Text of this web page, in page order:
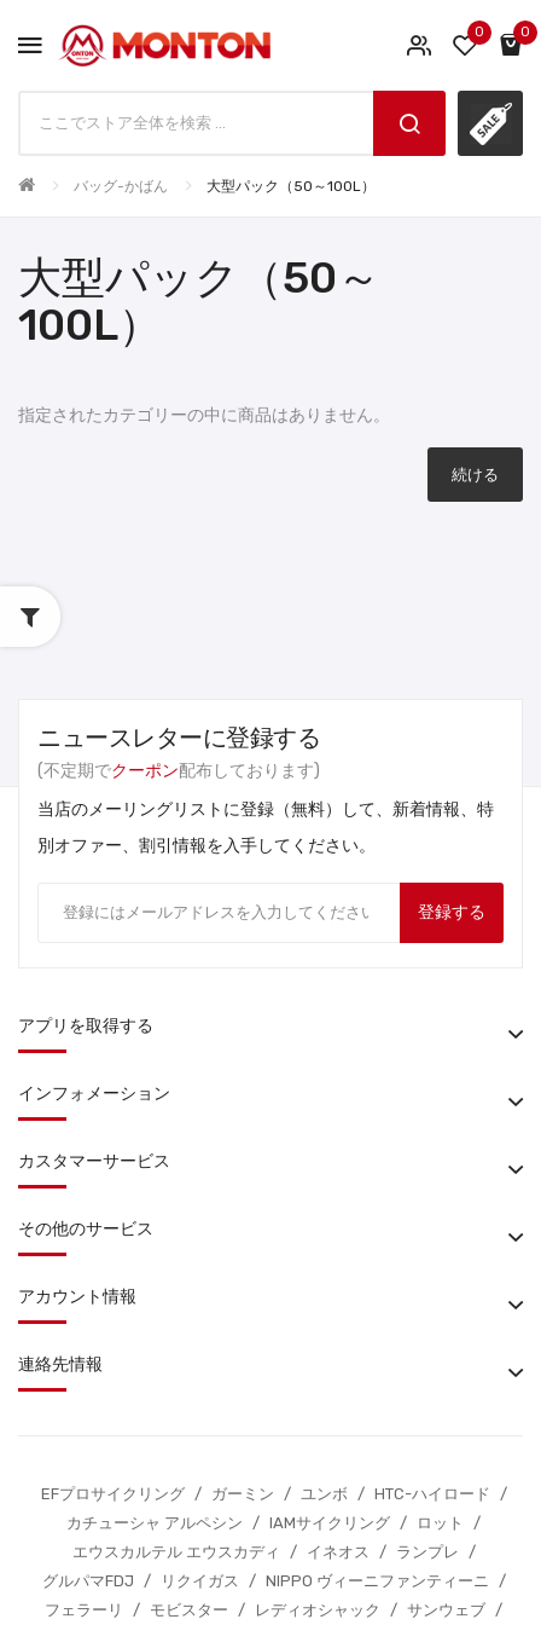
0 0
バッグ-かばん 大型パック（50～100L）
大型パック（50～
100L）
指定されたカテゴリーの中に商品はありません。
続ける
ニュースレターに登録する
(不定期でクーポン配布しております)
当店のメーリングリストに登録（無料）して、新着情報、特
別オファー、割引情報を入手してください。
登録する
アプリを取得する
インフォメーション
カスタマーサービス
その他のサービス
アカウント情報
連絡先情報
EFプロサイクリング / ガーミン / ユンボ / HTC-ハイロード
/
カチューシャ アルペシン
/ IAMサイクリング / ロット
/
エウスカルテル エウスカディ
/ イネオス / ランプレ
/
グルパマFDJ
/ リクイガス / NIPPO ヴィーニファンティーニ
/
フェラーリ
/ モビスター / レディオシャック / サンウェブ /